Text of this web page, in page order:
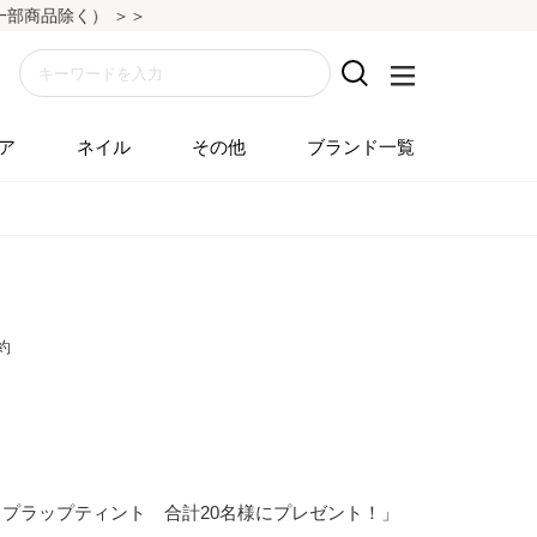
く） ＞＞
ネイル その他 ブランド一覧
ラップティント 合計20名様にプレゼント！」